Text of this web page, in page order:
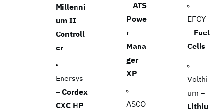
Millenni
um II
Controll
er
Enersys
– Cordex
CXC HP
– ATS
Powe
r
Mana
ger
XP
ASCO
EFOY
– Fuel
Cells
Volthi
um –
Lithiu